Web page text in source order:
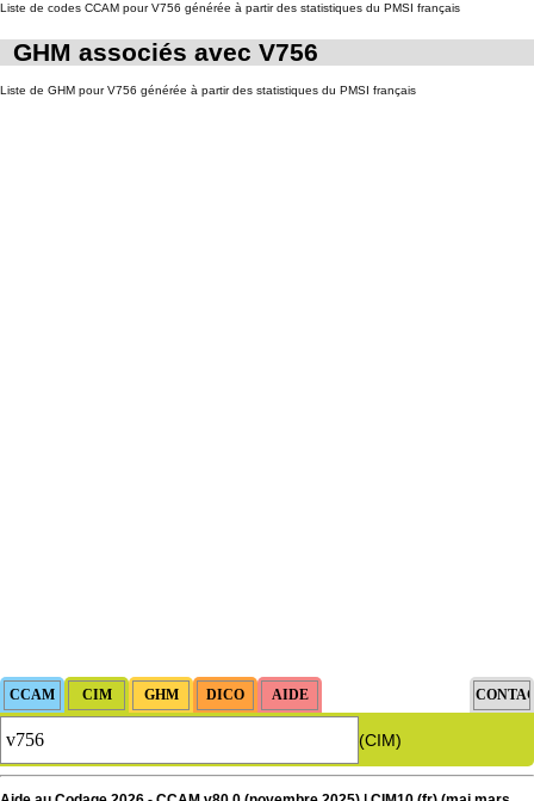
Liste de codes CCAM pour V756 générée à partir des statistiques du PMSI français
GHM associés avec V756
Liste de GHM pour V756 générée à partir des statistiques du PMSI français
(CIM)